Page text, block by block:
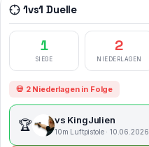
1vs1 Duelle
1
SIEGE
2
NIEDERLAGEN
💀 2 Niederlagen in Folge
🏆 vs KingJulien
10m Luftpistole · 10.06.2026